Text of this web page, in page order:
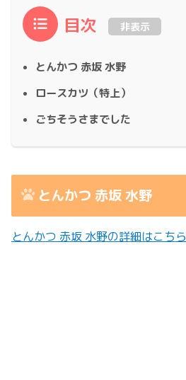
目次 非表示
とんかつ 赤坂 水野
ロースカツ（特上）
ごちそうさまでした
とんかつ 赤坂 水野
とんかつ 赤坂 水野の詳細はこちら